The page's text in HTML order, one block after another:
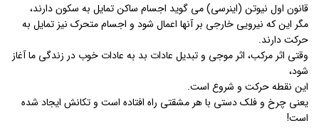
قانون اول نیوتن (اینرسی) می گوید اجسام ساکن تمایل به سکون دارند،
مگر این که نیرویی خارجی بر آنها اعمال شود و اجسام متحرک نیز تمایل به
حرکت دارند.
وقتی اثر مرکب، اثر موجی و تبدیل عادات بد به عادات خوب در زندگی ما آغاز
شود،
این نقطه حرکت و شروع است.
یعنی چرخ و فلک دستی با هر مشقتی راه افتاده است و تکانش ایجاد شده
است!